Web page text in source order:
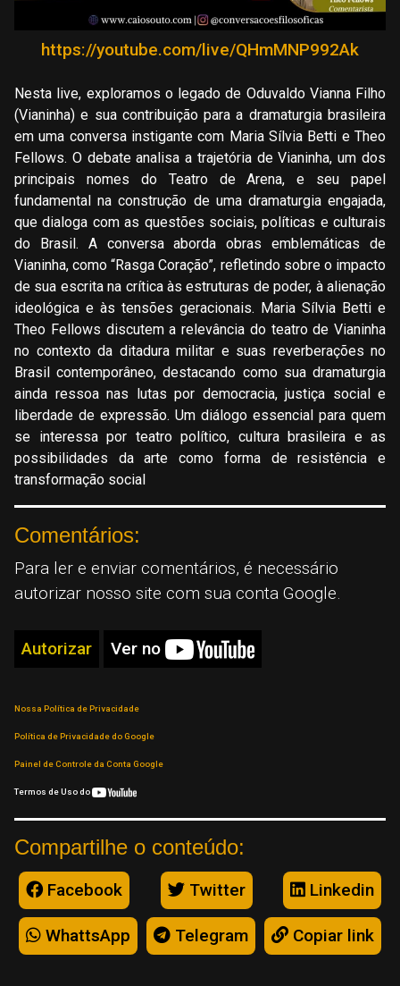
https://youtube.com/live/QHmMNP992Ak
Nesta live, exploramos o legado de Oduvaldo Vianna Filho
(Vianinha) e sua contribuição para a dramaturgia brasileira
em uma conversa instigante com Maria Sílvia Betti e Theo
Fellows. O debate analisa a trajetória de Vianinha, um dos
principais nomes do Teatro de Arena, e seu papel
fundamental na construção de uma dramaturgia engajada,
que dialoga com as questões sociais, políticas e culturais
do Brasil. A conversa aborda obras emblemáticas de
Vianinha, como “Rasga Coração”, refletindo sobre o impacto
de sua escrita na crítica às estruturas de poder, à alienação
ideológica e às tensões geracionais. Maria Sílvia Betti e
Theo Fellows discutem a relevância do teatro de Vianinha
no contexto da ditadura militar e suas reverberações no
Brasil contemporâneo, destacando como sua dramaturgia
ainda ressoa nas lutas por democracia, justiça social e
liberdade de expressão. Um diálogo essencial para quem
se interessa por teatro político, cultura brasileira e as
possibilidades da arte como forma de resistência e
transformação social
Comentários:
Para ler e enviar comentários, é necessário
autorizar nosso site com sua conta Google.
Autorizar Ver no
Nossa Política de Privacidade
Política de Privacidade do Google
Painel de Controle da Conta Google
Termos de Uso do
Compartilhe o conteúdo:
Facebook Twitter Linkedin
WhattsApp Telegram Copiar link